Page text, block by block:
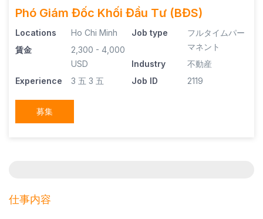
Phó Giám Đốc Khối Đầu Tư (BĐS)
Locations
Ho Chi Minh
賃金
2,300 - 4,000
USD
Experience
3 五 3 五
Job type
フルタイムパー
マネント
Industry
不動産
Job ID
2119
募集
仕事内容